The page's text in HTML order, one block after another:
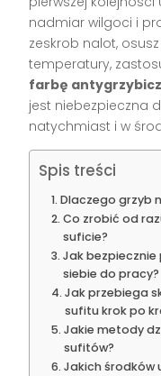
nadmiar wilgoci i
zeskrob nalot,
temperatury,
farbę
jest niebezpieczna
natychmiast i w
Spis treści
Dlaczego grzyb
Co zrobić od
suficie?
Jak
siebie do pracy?
Jak przebiega
sufitu krok po
Jakie metody
sufitów?
Jakich środków